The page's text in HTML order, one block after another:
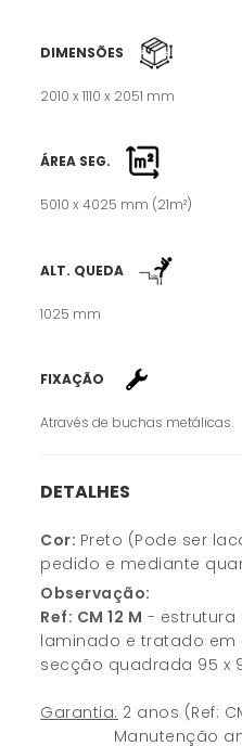
DIMENSÕES
2010 x 1110 x 2051 mm
ÁREA SEG.
5010 x 4025 mm (21m²)
ALT. QUEDA
1025 mm
FIXAÇÃO
Através de buchas metálicas.
DETALHES
Cor: Preto (Pode ser
pedido e mediante
Observação:
Ref: CM 12 M - estrutura
laminado e tratado em
secção quadrada 95 x
Garantia: 2 anos (Ref:
Manutenção anual